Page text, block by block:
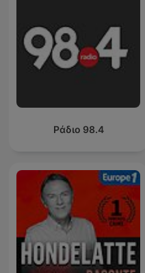
Ράδιο 98.4